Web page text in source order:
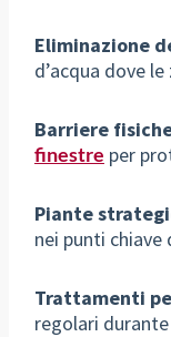
Eliminazione
d’acqua dove
Barriere
finestre per
Piante
nei punti chiave
Trattamenti
regolari